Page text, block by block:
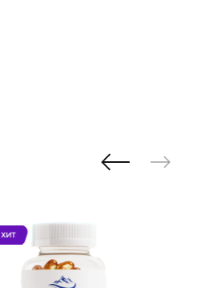
ХИТ